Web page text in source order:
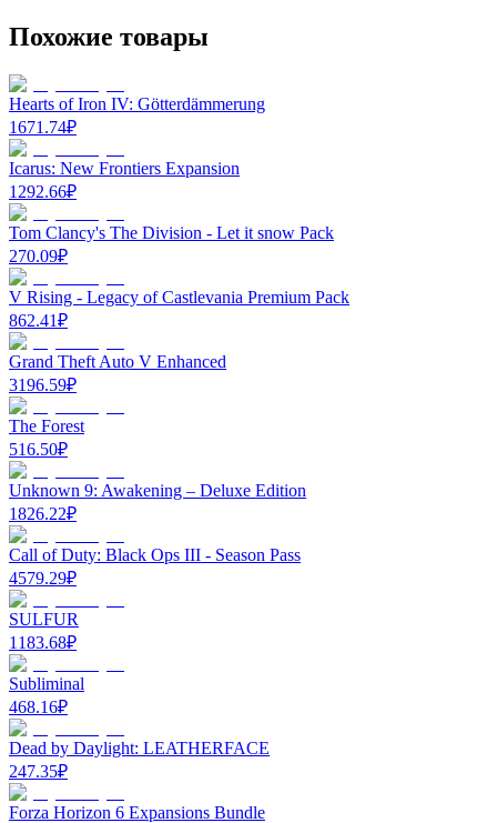
Похожие товары
Hearts of Iron IV: Götterdämmerung
1671.74₽
Icarus: New Frontiers Expansion
1292.66₽
Tom Clancy's The Division - Let it snow Pack
270.09₽
V Rising - Legacy of Castlevania Premium Pack
862.41₽
Grand Theft Auto V Enhanced
3196.59₽
The Forest
516.50₽
Unknown 9: Awakening – Deluxe Edition
1826.22₽
Call of Duty: Black Ops III - Season Pass
4579.29₽
SULFUR
1183.68₽
Subliminal
468.16₽
Dead by Daylight: LEATHERFACE
247.35₽
Forza Horizon 6 Expansions Bundle